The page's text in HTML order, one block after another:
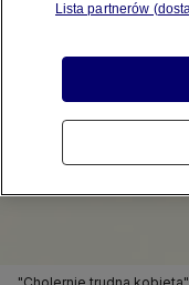
Lista partnerów